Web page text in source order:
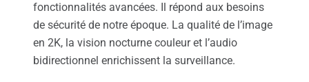
fonctionnalités avancées. Il répond aux besoins
de sécurité de notre époque. La qualité de l’image
en 2K, la vision nocturne couleur et l’audio
bidirectionnel enrichissent la surveillance.